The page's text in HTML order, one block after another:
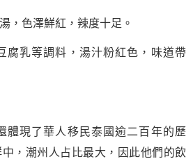
，色澤鮮紅，辣度十足。
腐乳等調料，湯汁粉紅色，味道帶
體現了華人移民泰國逾二百年的歷
，潮州人占比最大，因此他們的飲